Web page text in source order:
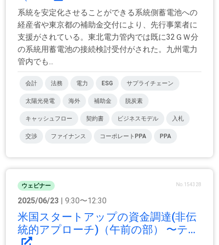
系統を安定化させることができる系統側蓄電池への
経産省や東京都の補助金交付により、先行事業者に
支援がされている。東北電力管内では既に32ＧＷ分
の系統用蓄電池の接続検討受付がされた。九州電力
管内でも...
会計 法務 電力 ESG サプライチェーン
太陽光発電 海外 補助金 脱炭素
キャッシュフロー 契約書 ビジネスモデル 入札
交渉 ファイナンス コーポレートPPA PPA
ウェビナー No.154328
2025/06/23 | 9:30〜12:30
米国スタートアップの資金調達(非伝
統的アプローチ)（午前の部） 〜テ...